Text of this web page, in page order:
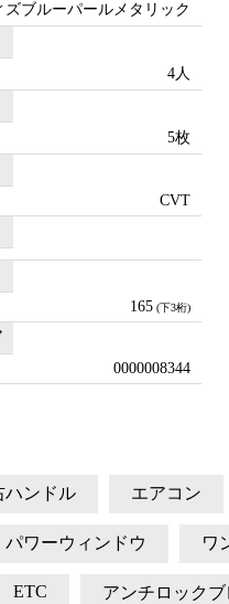
ズブルーパールメタリック
4人
5枚
CVT
165 (下3桁)
0000008344
ハンドル エアコン
パワーウィンドウ ワ
ETC アンチロックブ